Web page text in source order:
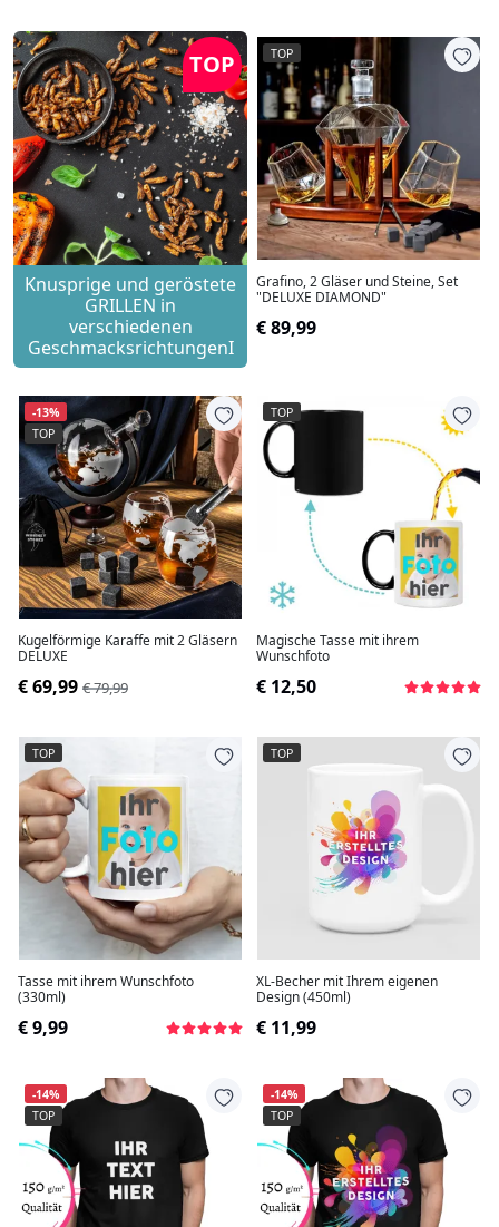
TOP
Knusprige und geröstete
GRILLEN in
verschiedenen
GeschmacksrichtungenI
TOP
Grafino, 2 Gläser und Steine, Set
"DELUXE DIAMOND"
€ 89,99
-13%
TOP
Kugelförmige Karaffe mit 2 Gläsern
DELUXE
€ 69,99 € 79,99
TOP
Magische Tasse mit ihrem
Wunschfoto
€ 12,50
TOP
Tasse mit ihrem Wunschfoto
(330ml)
€ 9,99
TOP
XL-Becher mit Ihrem eigenen
Design (450ml)
€ 11,99
-14%
TOP
-14%
TOP